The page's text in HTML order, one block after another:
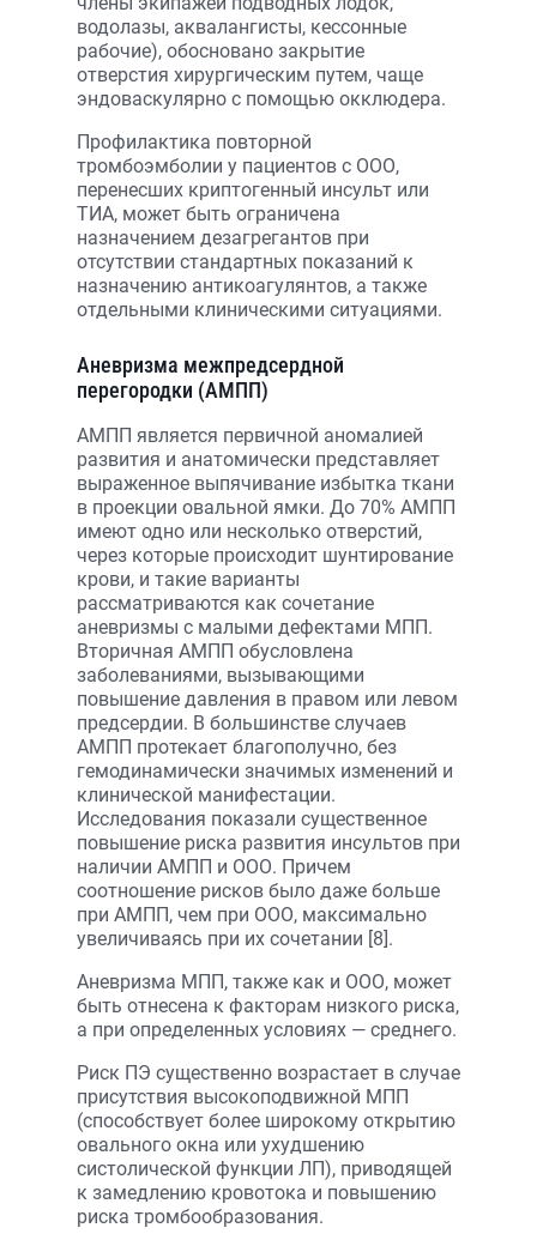
водолазы, аквалангисты, кессонные
рабочие), обосновано закрытие
отверстия хирургическим путем, чаще
эндоваскулярно с помощью окклюдера.
Профилактика повторной
тромбоэмболии у пациентов с ООО,
перенесших криптогенный инсульт или
ТИА, может быть ограничена
назначением дезагрегантов при
отсутствии стандартных показаний к
назначению антикоагулянтов, а также
отдельными клиническими ситуациями.
Аневризма межпредсердной
перегородки (АМПП)
АМПП является первичной аномалией
развития и анатомически представляет
выраженное выпячивание избытка ткани
в проекции овальной ямки. До 70% АМПП
имеют одно или несколько отверстий,
через которые происходит шунтирование
крови, и такие варианты
рассматриваются как сочетание
аневризмы с малыми дефектами МПП.
Вторичная АМПП обусловлена
заболеваниями, вызывающими
повышение давления в правом или левом
предсердии. В большинстве случаев
АМПП протекает благополучно, без
гемодинамически значимых изменений и
клинической манифестации.
Исследования показали существенное
повышение риска развития инсультов при
наличии АМПП и ООО. Причем
соотношение рисков было даже больше
при АМПП, чем при ООО, максимально
увеличиваясь при их сочетании [8].
Аневризма МПП, также как и ООО, может
быть отнесена к факторам низкого риска,
а при определенных условиях — среднего.
Риск ПЭ существенно возрастает в случае
присутствия высокоподвижной МПП
(способствует более широкому открытию
овального окна или ухудшению
систолической функции ЛП), приводящей
к замедлению кровотока и повышению
риска тромбообразования.